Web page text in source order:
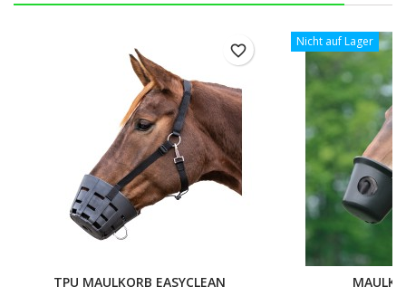
TPU MAULKORB EASYCLEAN
favorite_border
Nicht auf Lager